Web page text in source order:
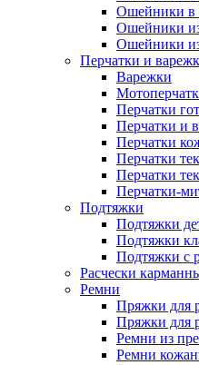
Ошейники в
Ошейники
Ошейники
Перчатки и
Варежки
Перчатки
Перчатки и
Перчатки
Перчатки
Перчатки
Перчатки-
Подтяжки
Подтяжки
Подтяжки
Подтяжки с
Расчески
Ремни
Пряжки для
Пряжки для
Ремни из
Ремни